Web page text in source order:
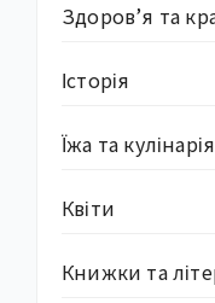
Здоров’я та
Історія
Їжа та кулінарія
Квіти
Книжки та